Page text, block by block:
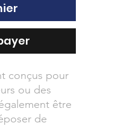
conçus pour
ou des
être
de